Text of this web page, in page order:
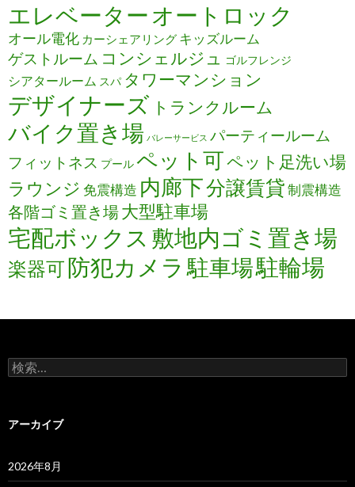
エレベーター オートロック
オール電化 カーシェアリング キッズルーム
ゲストルーム コンシェルジュ ゴルフレンジ
シアタールーム スパ タワーマンション
デザイナーズ トランクルーム
バイク置き場 バレーサービス パーティールーム
フィットネス プールペット可ペット足洗い場
ラウンジ 免震構造 内廊下分譲賃貸制震構造
各階ゴミ置き場大型駐車場
宅配ボックス 敷地内ゴミ置き場
楽器可防犯カメラ 駐車場駐輪場
検
索:
アーカイブ
2026年8月